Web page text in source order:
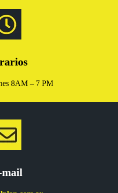
8AM – 7 PM